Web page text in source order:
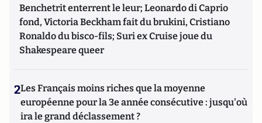
Benchetrit enterrent le leur; Leonardo di Caprio
fond, Victoria Beckham fait du brukini, Cristiano
Ronaldo du bisco-fils; Suri ex Cruise joue du
Shakespeare queer
2Les Français moins riches que la moyenne
européenne pour la 3e année consécutive : jusqu'où
ira le grand déclassement ?